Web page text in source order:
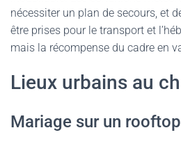
nécessiter un plan de secours, et
être prises pour le transport et
mais la récompense du cadre en
Lieux urbains au
Mariage sur un